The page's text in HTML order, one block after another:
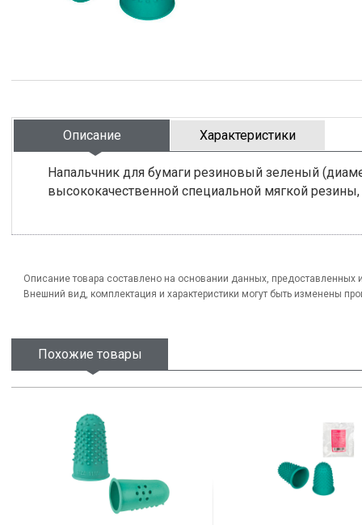
Описание Характеристики
Напальчник для бумаги резиновый зеленый
высококачественной специальной мягкой
Описание товара составлено на основании данных, предоставленных
Внешний вид, комплектация и характеристики могут быть изменены
Похожие товары